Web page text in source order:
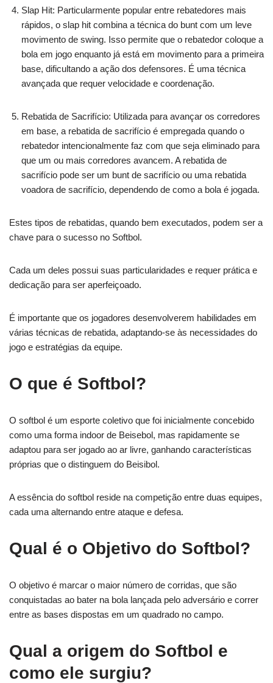
Slap Hit: Particularmente popular entre rebatedores mais
rápidos, o slap hit combina a técnica do bunt com um leve
movimento de swing. Isso permite que o rebatedor coloque a
bola em jogo enquanto já está em movimento para a primeira
base, dificultando a ação dos defensores. É uma técnica
avançada que requer velocidade e coordenação.
Rebatida de Sacrifício: Utilizada para avançar os corredores
em base, a rebatida de sacrifício é empregada quando o
rebatedor intencionalmente faz com que seja eliminado para
que um ou mais corredores avancem. A rebatida de
sacrifício pode ser um bunt de sacrifício ou uma rebatida
voadora de sacrifício, dependendo de como a bola é jogada.
Estes tipos de rebatidas, quando bem executados, podem ser a
chave para o sucesso no Softbol.
Cada um deles possui suas particularidades e requer prática e
dedicação para ser aperfeiçoado.
É importante que os jogadores desenvolverem habilidades em
várias técnicas de rebatida, adaptando-se às necessidades do
jogo e estratégias da equipe.
O que é Softbol?
O softbol é um esporte coletivo que foi inicialmente concebido
como uma forma indoor de Beisebol, mas rapidamente se
adaptou para ser jogado ao ar livre, ganhando características
próprias que o distinguem do Beisibol.
A essência do softbol reside na competição entre duas equipes,
cada uma alternando entre ataque e defesa.
Qual é o Objetivo do Softbol?
O objetivo é marcar o maior número de corridas, que são
conquistadas ao bater na bola lançada pelo adversário e correr
entre as bases dispostas em um quadrado no campo.
Qual a origem do Softbol e
como ele surgiu?